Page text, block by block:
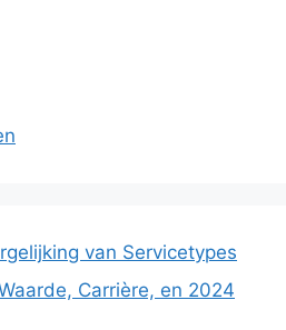
van Servicetypes
Carrière, en 2024